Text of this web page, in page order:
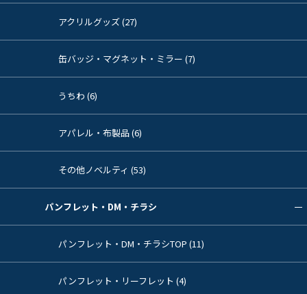
アクリルグッズ (27)
缶バッジ・マグネット・ミラー (7)
うちわ (6)
アパレル・布製品 (6)
その他ノベルティ (53)
パンフレット・DM・チラシ
パンフレット・DM・チラシTOP (11)
パンフレット・リーフレット (4)